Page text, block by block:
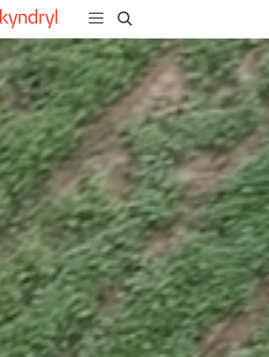
Apri la navigazione
Apri ricerca